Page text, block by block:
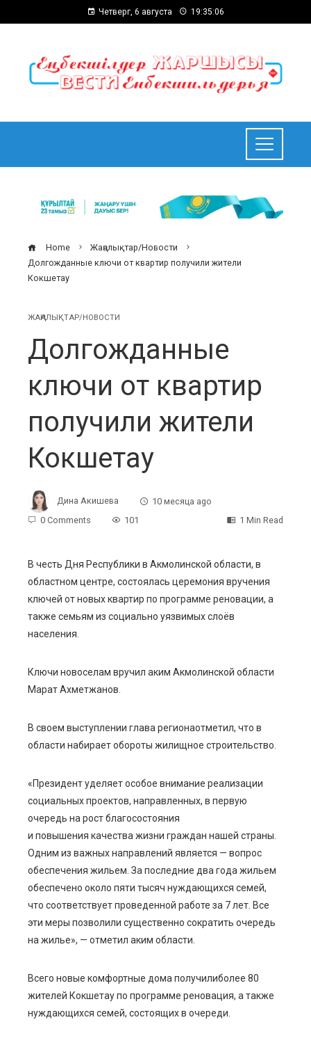
Четверг, 6 августа 19:35:07
Home
Жаңалықтар/Новости
Долгожданные ключи от квартир получили жители
Кокшетау
ЖАҢАЛЫҚТАР/НОВОСТИ
Долгожданные
ключи от квартир
получили жители
Кокшетау
Дина Акишева
10 месяца ago
0 Comments
101 1 Min Read
В честь Дня Республики в Акмолинской области, в
областном центре, состоялась церемония вручения
ключей от новых квартир по программе реновации, а
также семьям из социально уязвимых слоёв
населения.
Ключи новоселам вручил аким Акмолинской области
Марат Ахметжанов.
В своем выступлении глава регионаотметил, что в
области набирает обороты жилищное строительство.
«Президент уделяет особое внимание реализации
социальных проектов, направленных, в первую
очередь на рост благосостояния
и повышения качества жизни граждан нашей страны.
Одним из важных направлений является — вопрос
обеспечения жильем. За последние два года жильем
обеспечено около пяти тысяч нуждающихся семей,
что соответствует проведенной работе за 7 лет. Все
эти меры позволили существенно сократить очередь
на жилье», — отметил аким области.
Всего новые комфортные домаполучилиболее 80
жителей Кокшетау по программе реновация, а также
нуждающихся семей, состоящих в очереди.